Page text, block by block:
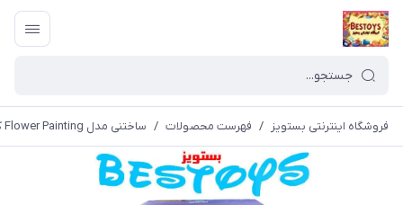
فروشگاه اینترنتی بستویز / فهرست محصولات / ساختنی مدل Flower Painting کد 7208